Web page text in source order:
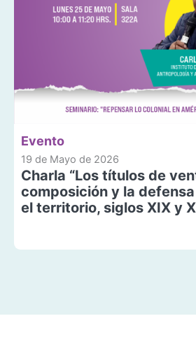
Evento
19 de Mayo de 2026
Charla “Los títulos de
composición y la
el territorio, siglos XIX y